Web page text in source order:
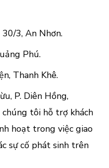
3, An Nhơn.
Phú.
Thanh Khê.
P. Diên Hồng,
tôi hỗ trợ khách
hoạt trong việc giao
sự cố phát sinh trên